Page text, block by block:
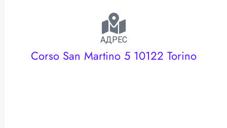
АДРЕС
Corso San Martino 5 10122 Torino